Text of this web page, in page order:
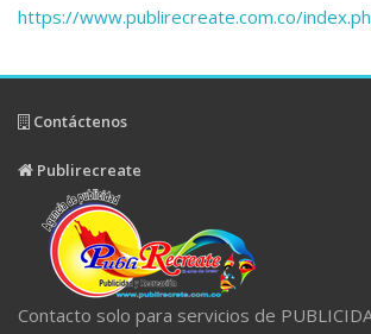
https://www.publirecreate.com.co/
Contáctenos
Publirecreate
Contacto solo para servicios de